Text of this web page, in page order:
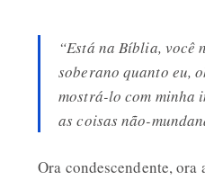
“Está na Bíblia, você
soberano quanto eu,
mostrá-lo com minha
as coisas não-
Ora condescendente, ora